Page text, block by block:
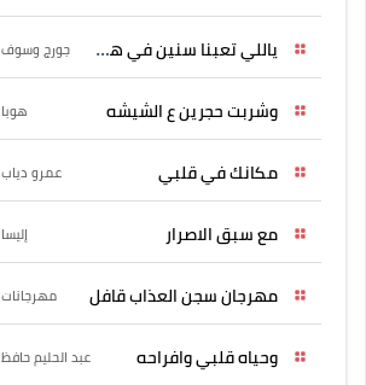
ياللي تعبنا سنين في هواه جورج وسوف
وشربت حجرين ع الشيشه هوبا
مكانك في قلبي عمرو دياب
مع سبق الاصرار إليسا
مهرجان سجن العذاب قافل مهرجانات
وحياه قلبي وافراحه عبد الحليم حافظ